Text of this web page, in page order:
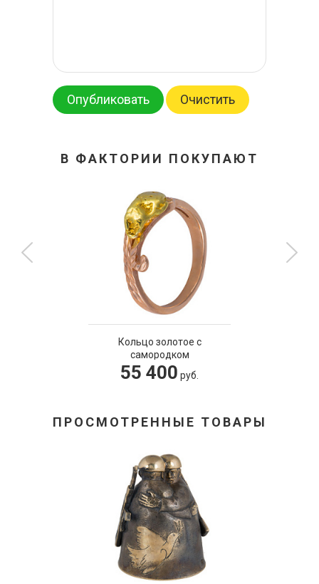
Опубликовать Очистить
В ФАКТОРИИ ПОКУПАЮТ
Кольцо золотое с
самородком
55 400 руб.
ПРОСМОТРЕННЫЕ ТОВАРЫ